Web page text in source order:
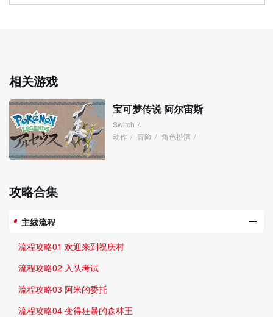
相关游戏
宝可梦传说 阿尔宙斯
Switch /
动作 / 冒险 / 角色扮演 /
攻略合集
主线流程
流程攻略01 欢迎来到祝庆村
流程攻略02 入队考试
流程攻略03 阿米的委托
流程攻略04 变得狂暴的森林王